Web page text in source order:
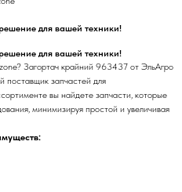
для вашей техники!
для вашей техники!
Загортач крайний 963437 от ЭльАгро
запчастей для
вы найдете запчасти, которые
минимизируя простой и увеличивая